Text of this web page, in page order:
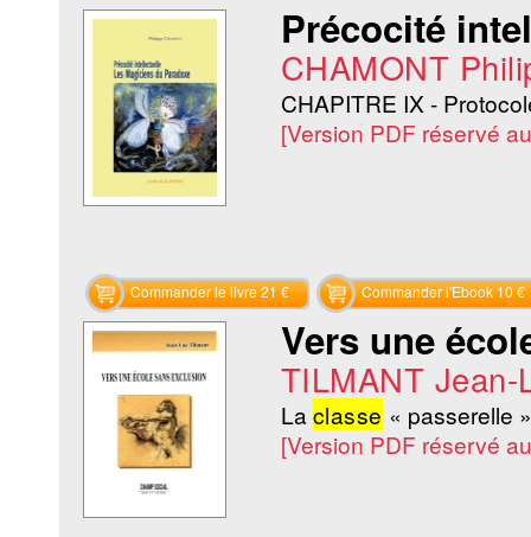
Précocité
CHAMONT
CHAPITRE IX -
[Version PDF réservé
Commander le livre 21 € Commander l'Ebook 10 €
Vers une
TILMANT Jean-
Laclasse « passerelle »
[Version PDF réservé